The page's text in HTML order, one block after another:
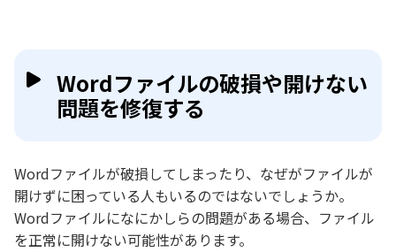
Wordファイルの破損や開けない
問題を修復する
Wordファイルが破損してしまったり、なぜがファイルが
開けずに困っている人もいるのではないでしょうか。
Wordファイルになにかしらの問題がある場合、ファイル
を正常に開けない可能性があります。